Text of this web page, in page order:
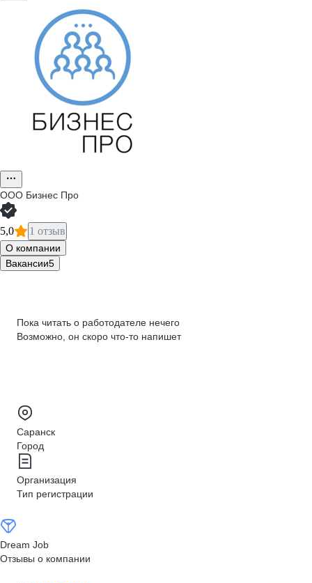
ООО Бизнес Про
5,0 1 отзыв
О компании
Вакансии5
Пока читать о работодателе нечего
Возможно, он скоро что‑то напишет
Саранск
Город
Организация
Тип регистрации
Dream Job
Отзывы о компании